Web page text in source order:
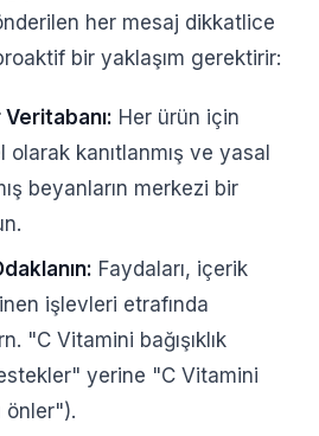
her mesaj dikkatlice
bir yaklaşım gerektirir:
Veritabanı: Her ürün için
olarak kanıtlanmış ve yasal
beyanların merkezi bir
Faydaları, içerik
işlevleri etrafında
"C Vitamini bağışıklık
yerine "C Vitamini
önler").